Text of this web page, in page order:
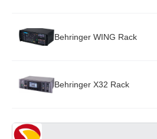
Behringer WING Rack
Behringer X32 Rack